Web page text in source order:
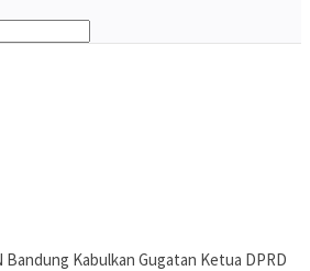
Bandung Kabulkan Gugatan Ketua DPRD